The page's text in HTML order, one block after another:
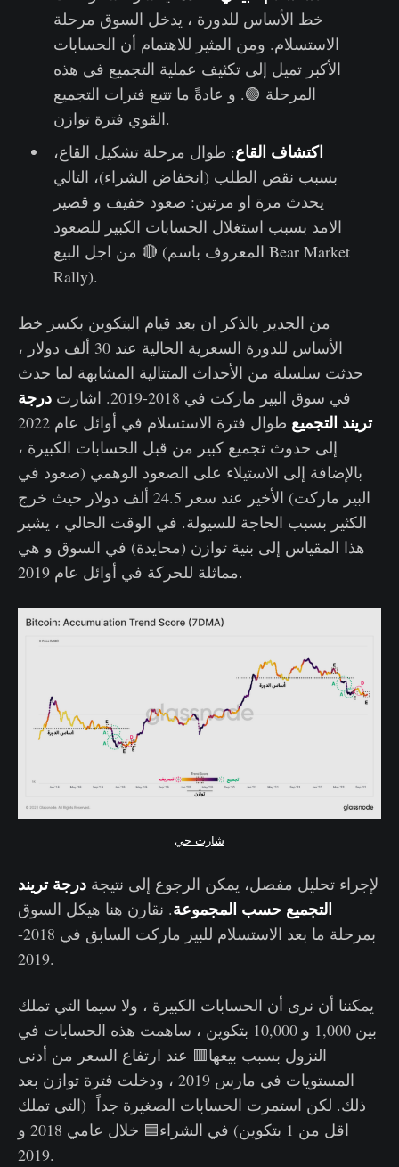
خط الأساس للدورة ، يدخل السوق مرحلة
الاستسلام. ومن المثير للاهتمام أن الحسابات
الأكبر تميل إلى تكثيف عملية التجميع في هذه
المرحلة 🟢. و عادةً ما تتبع فترات التجميع
القوي فترة توازن.
اكتشاف القاع: طوال مرحلة تشكيل القاع،
بسبب نقص الطلب (انخفاض الشراء)، التالي
يحدث مرة او مرتين: صعود خفيف و قصير
الامد بسبب استغلال الحسابات الكبير للصعود
من اجل البيع 🔴 (المعروف باسم Bear Market
Rally).
من الجدير بالذكر ان بعد قيام البتكوين بكسر خط
الأساس للدورة السعرية الحالية عند 30 ألف دولار ،
حدثت سلسلة من الأحداث المتتالية المشابهة لما حدث
في سوق البير ماركت في 2018-2019. اشارت
درجة
تريند التجميع
طوال فترة الاستسلام في أوائل عام 2022
إلى حدوث تجميع كبير من قبل الحسابات الكبيرة ،
بالإضافة إلى الاستيلاء على الصعود الوهمي (صعود في
البير ماركت) الأخير عند سعر 24.5 ألف دولار حيث خرج
الكثير بسبب الحاجة للسيولة. في الوقت الحالي ، يشير
هذا المقياس إلى بنية توازن (محايدة) في السوق و هي
مماثلة للحركة في أوائل عام 2019.
شارت حي
لإجراء تحليل مفصل، يمكن الرجوع إلى نتيجة درجة تريند
التجميع حسب المجموعة. نقارن هنا هيكل السوق
بمرحلة ما بعد الاستسلام للبير ماركت السابق في 2018-
2019.
يمكننا أن نرى أن الحسابات الكبيرة ، ولا سيما التي تملك
بين 1,000 و 10,000 بتكوين ، ساهمت هذه الحسابات في
النزول بسبب بيعها🟥 عند ارتفاع السعر من أدنى
المستويات في مارس 2019 ، ودخلت فترة توازن بعد
ذلك. لكن استمرت الحسابات الصغيرة جداً (التي تملك
اقل من 1 بتكوين) في الشراء🟦 خلال عامي 2018 و
2019.